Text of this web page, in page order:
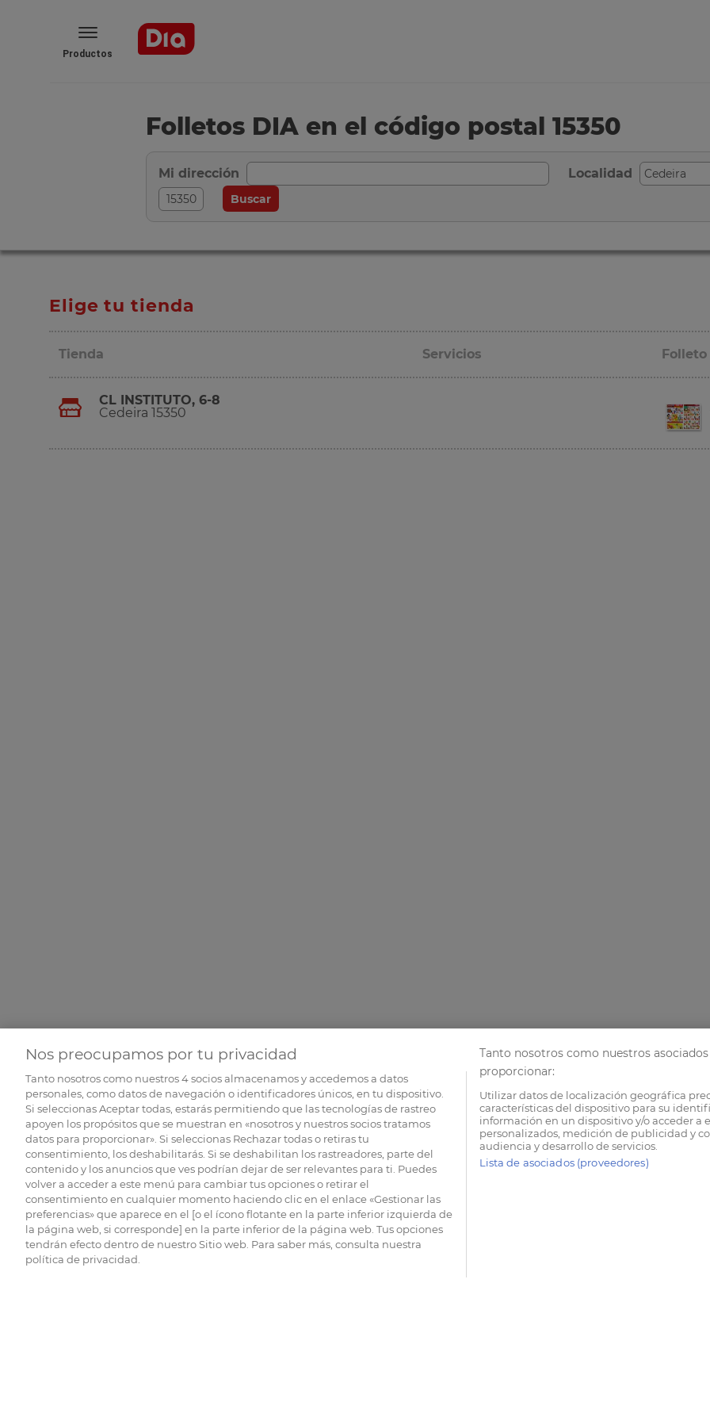
Productos
Folletos DIA en el código postal 15350
Mi dirección Localidad
Elige tu tienda
Tienda Servicios
CL INSTITUTO, 6-8
Cedeira 15350
Nos preocupamos por tu privacidad
Tanto nosotros como nuestros4socios almacenamos y accedemos a datos
personales, como datos de navegación o identificadores únicos, en tu dispositivo.
Si seleccionas Aceptar todas, estarás permitiendo que las tecnologías de rastreo
apoyen los propósitos que se muestran en «nosotros y nuestros socios tratamos
datos para proporcionar». Si seleccionas Rechazar todas o retiras tu
consentimiento, los deshabilitarás. Si se deshabilitan los rastreadores, parte del
contenido y los anuncios que ves podrían dejar de ser relevantes para ti. Puedes
volver a acceder a este menú para cambiar tus opciones o retirar el
consentimiento en cualquier momento haciendo clic en el enlace «Gestionar las
preferencias» que aparece en el [o el ícono flotante en la parte inferior izquierda de
la página web, si corresponde] en la parte inferior de la página web. Tus opciones
tendrán efecto dentro de nuestro Sitio web. Para saber más, consulta nuestra
política de privacidad.
Tanto nosotros como nuestros
proporcionar:
Utilizar datos de localización geográfica
características del dispositivo para su
información en un dispositivo y/o acceder a
personalizados, medición de publicidad y
audiencia y desarrollo de servicios.
Lista de asociados (proveedores)